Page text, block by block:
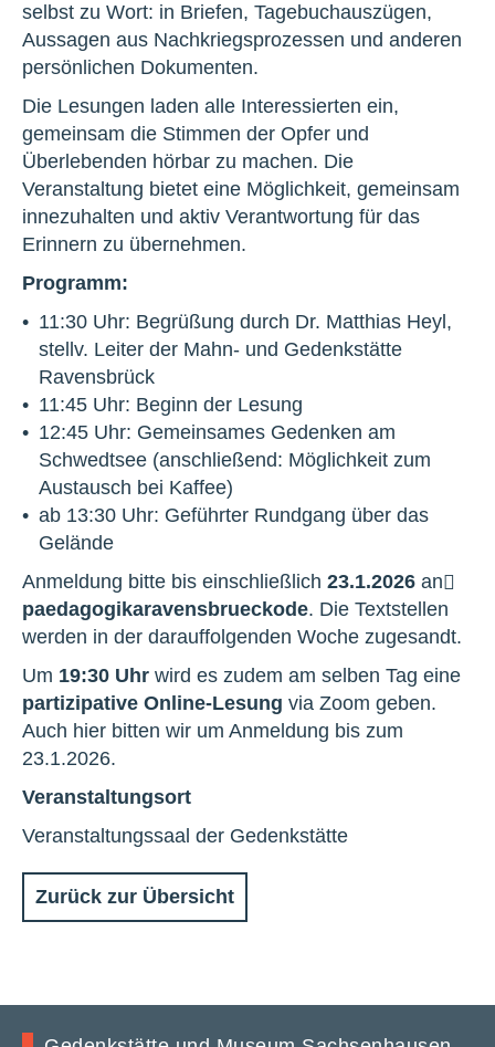
selbst zu Wort: in Briefen, Tagebuchauszügen,
Aussagen aus Nachkriegsprozessen und anderen
persönlichen Dokumenten.
Die Lesungen laden alle Interessierten ein,
gemeinsam die Stimmen der Opfer und
Überlebenden hörbar zu machen. Die
Veranstaltung bietet eine Möglichkeit, gemeinsam
innezuhalten und aktiv Verantwortung für das
Erinnern zu übernehmen.
Programm:
11:30 Uhr: Begrüßung durch Dr. Matthias Heyl,
stellv. Leiter der Mahn- und Gedenkstätte
Ravensbrück
11:45 Uhr: Beginn der Lesung
12:45 Uhr: Gemeinsames Gedenken am
Schwedtsee (anschließend: Möglichkeit zum
Austausch bei Kaffee)
ab 13:30 Uhr: Geführter Rundgang über das
Gelände
Anmeldung bitte bis einschließlich 23.1.2026 an
paedagogikaravensbrueckode. Die Textstellen
werden in der darauffolgenden Woche zugesandt.
Um 19:30 Uhr wird es zudem am selben Tag eine
partizipative Online-Lesung via Zoom geben.
Auch hier bitten wir um Anmeldung bis zum
23.1.2026.
Veranstaltungsort
Veranstaltungssaal der Gedenkstätte
Zurück zur Übersicht